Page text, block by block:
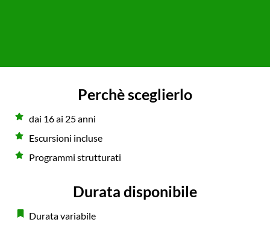
Perchè sceglierlo
dai 16 ai 25 anni
Escursioni incluse
Programmi strutturati
Durata disponibile
Durata variabile